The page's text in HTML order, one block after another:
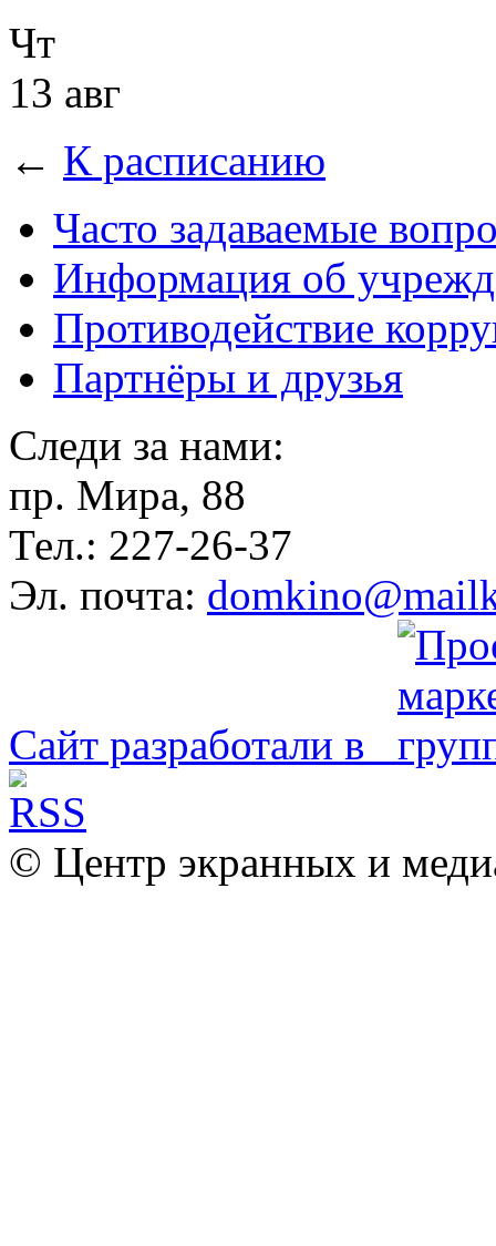
Чт
13 авг
← К расписанию
Часто задаваемые
Информация об
Противодействие
Партнёры и друзья
Следи за нами:
пр. Мира, 88
Тел.: 227-26-37
Эл. почта:
Сайт разработали в
© Центр экранных и